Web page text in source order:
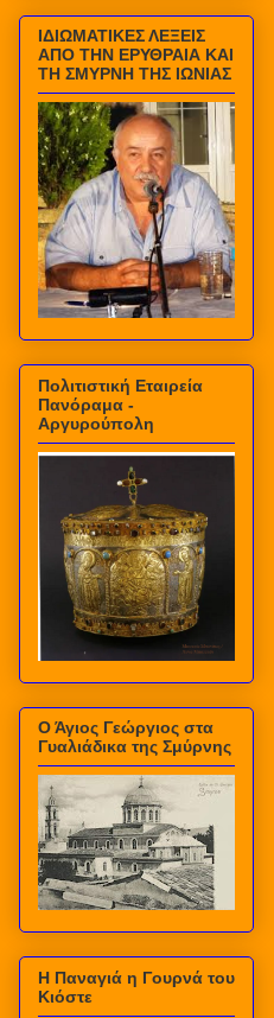
ΙΔΙΩΜΑΤΙΚΕΣ ΛΕΞΕΙΣ
ΑΠΟ ΤΗΝ ΕΡΥΘΡΑΙΑ ΚΑΙ
ΤΗ ΣΜΥΡΝΗ ΤΗΣ ΙΩΝΙΑΣ
Πολιτιστική Εταιρεία
Πανόραμα -
Αργυρούπολη
Ο Άγιος Γεώργιος στα
Γυαλιάδικα της Σμύρνης
Η Παναγιά η Γουρνά του
Κιόστε